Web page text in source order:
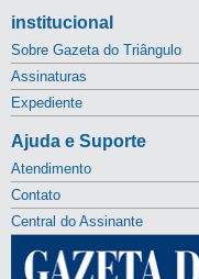
institucional
Sobre Gazeta do Triângulo
Assinaturas
Expediente
Ajuda e Suporte
Atendimento
Contato
Central do Assinante